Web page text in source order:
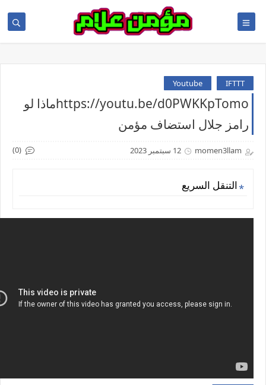
IFTTT
Youtube
https://youtu.be/d0PWKKpTomoماذا لو
رامز جلال استضاف مؤمن
momen3llam 12 سبتمبر 2023 (0)
التنقل السريع